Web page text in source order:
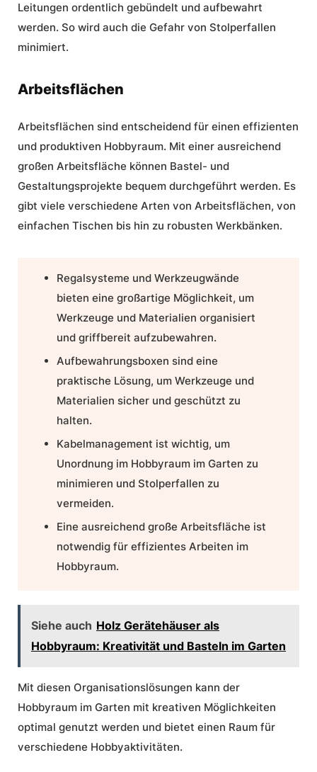
Leitungen ordentlich gebündelt und aufbewahrt
werden. So wird auch die Gefahr von Stolperfallen
minimiert.
Arbeitsflächen
Arbeitsflächen sind entscheidend für einen effizienten
und produktiven Hobbyraum. Mit einer ausreichend
großen Arbeitsfläche können Bastel- und
Gestaltungsprojekte bequem durchgeführt werden. Es
gibt viele verschiedene Arten von Arbeitsflächen, von
einfachen Tischen bis hin zu robusten Werkbänken.
Regalsysteme und Werkzeugwände
bieten eine großartige Möglichkeit, um
Werkzeuge und Materialien organisiert
und griffbereit aufzubewahren.
Aufbewahrungsboxen sind eine
praktische Lösung, um Werkzeuge und
Materialien sicher und geschützt zu
halten.
Kabelmanagement ist wichtig, um
Unordnung im Hobbyraum im Garten zu
minimieren und Stolperfallen zu
vermeiden.
Eine ausreichend große Arbeitsfläche ist
notwendig für effizientes Arbeiten im
Hobbyraum.
Siehe auch Holz Gerätehäuser als
Hobbyraum: Kreativität und Basteln im Garten
Mit diesen Organisationslösungen kann der
Hobbyraum im Garten mit kreativen Möglichkeiten
optimal genutzt werden und bietet einen Raum für
verschiedene Hobbyaktivitäten.